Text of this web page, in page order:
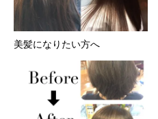
美髪になりたい方へ